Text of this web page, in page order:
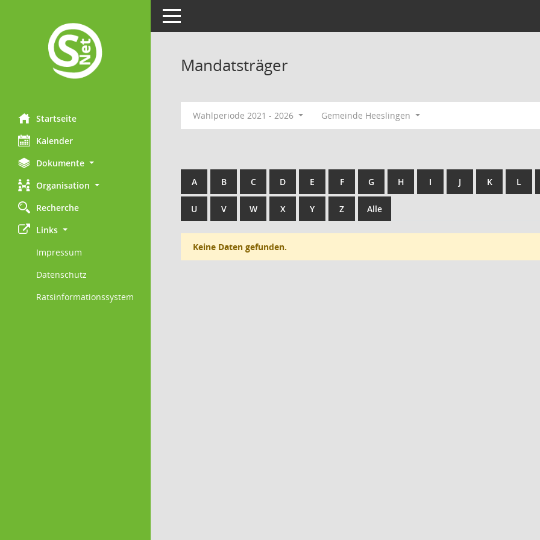
Startseite
Kalender
Dokumente
Organisation
Recherche
Links
Impressum
Datenschutz
Ratsinformationssystem
Toggle navigation
Mandatsträger
Wahlperiode 2021 - 2026 Gemeinde Heeslingen
A B C D E F G H I J K L
U V W X Y Z Alle
Keine Daten gefunden.